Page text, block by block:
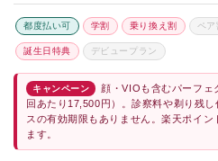
都度払い可 学割 乗り換え割 ペア
誕生日特典 デビュープラン
キャンペーン
顔・VIOも含むパーフェ
回あたり17,500円）。診察料や剃り残
スの有効期限もありません。楽天ポイン
ます。